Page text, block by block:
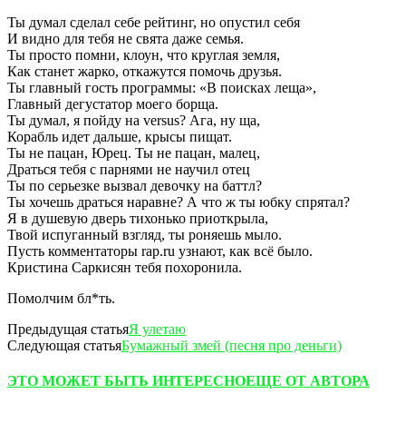
Ты думал сделал себе рейтинг, но опустил себя
И видно для тебя не свята даже семья.
Ты просто помни, клоун, что круглая земля,
Как станет жарко, откажутся помочь друзья.
Ты главный гость программы: «В поисках леща»,
Главный дегустатор моего борща.
Ты думал, я пойду на versus? Ага, ну ща,
Корабль идет дальше, крысы пищат.
Ты не пацан, Юрец. Ты не пацан, малец,
Драться тебя с парнями не научил отец
Ты по серьезке вызвал девочку на баттл?
Ты хочешь драться наравне? А что ж ты юбку спрятал?
Я в душевую дверь тихонько приоткрыла,
Твой испуганный взгляд, ты роняешь мыло.
Пусть комментаторы rap.ru узнают, как всё было.
Кристина Саркисян тебя похоронила.
Помолчим бл*ть.
Предыдущая статьяЯ улетаю
Следующая статьяБумажный змей (песня про деньги)
ЭТО МОЖЕТ БЫТЬ ИНТЕРЕСНОЕЩЕ ОТ АВТОРА